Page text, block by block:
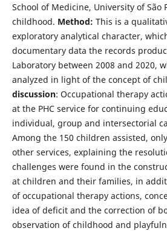
School of Medicine, University of São
childhood. Method: This is a
exploratory analytical character,
documentary data the records
Laboratory between 2008 and 2020,
analyzed in light of the concept of
discussion: Occupational therapy
at the PHC service for continuing
individual, group and intersectorial
Among the 150 children assisted,
other services, explaining the
challenges were found in the
at children and their families, in
of occupational therapy actions,
idea of deficit and the correction of
observation of childhood and